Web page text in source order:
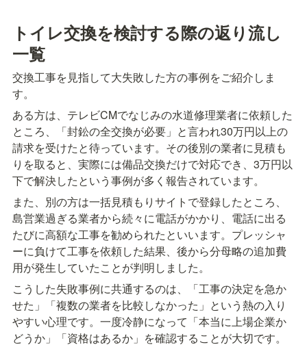
トイレ交換を検討する際の返り流し
一覧
交換工事を見指して大失敗した方の事例をご紹介しま
す。
ある方は、テレビCMでなじみの水道修理業者に依頼した
ところ、「封鈆の全交換が必要」と言われ30万円以上の
請求を受けたと待っています。その後別の業者に見積も
りを取ると、実際には備品交換だけで対応でき、3万円以
下で解決したという事例が多く報告されています。
また、別の方は一括見積もりサイトで登録したところ、
島営業過ぎる業者から続々に電話がかかり、電話に出る
たびに高額な工事を勧められたといいます。プレッシャ
ーに負けて工事を依頼した結果、後から分母略の追加費
用が発生していたことが判明しました。
こうした失敗事例に共通するのは、「工事の決定を急か
せた」「複数の業者を比較しなかった」という熱の入り
やすい心理です。一度冷静になって「本当に上場企業か
どうか」「資格はあるか」を確認することが大切です。